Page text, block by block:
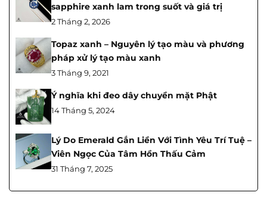
sapphire xanh lam trong suốt và giá trị
2 Tháng 2, 2026
Topaz xanh – Nguyên lý tạo màu và phương
pháp xử lý tạo màu xanh
3 Tháng 9, 2021
Ý nghĩa khi đeo dây chuyền mặt Phật
14 Tháng 5, 2024
Lý Do Emerald Gắn Liền Với Tình Yêu Trí Tuệ –
Viên Ngọc Của Tâm Hồn Thấu Cảm
31 Tháng 7, 2025